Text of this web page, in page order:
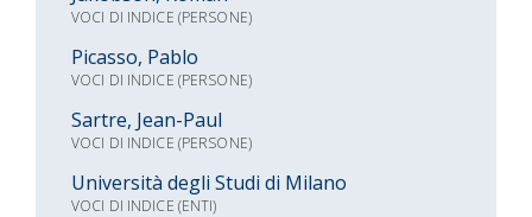
VOCI DI INDICE (PERSONE)
Picasso, Pablo
VOCI DI INDICE (PERSONE)
Sartre, Jean-Paul
VOCI DI INDICE (PERSONE)
Università degli Studi di Milano
VOCI DI INDICE (ENTI)